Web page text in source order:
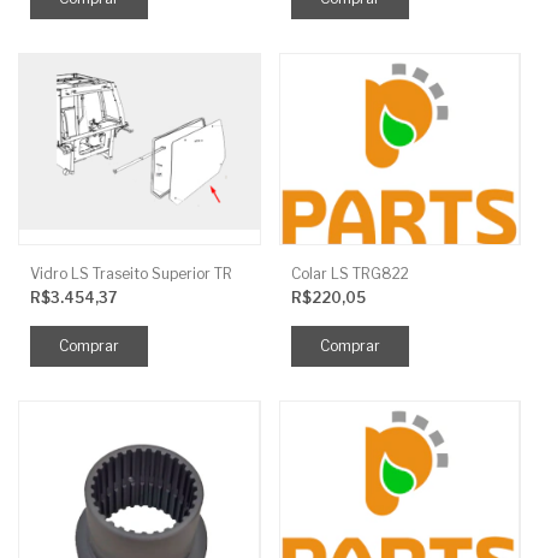
Vidro LS Traseito Superior TR
R$3.454,37
Colar LS TRG822
R$220,05